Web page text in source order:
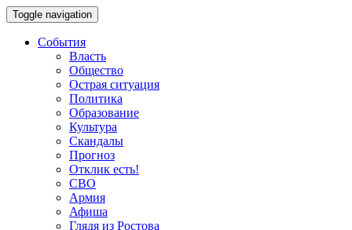
Toggle navigation
События
Власть
Общество
Острая ситуация
Политика
Образование
Культура
Скандалы
Прогноз
Отклик есть!
СВО
Армия
Афиша
Глядя из Ростова